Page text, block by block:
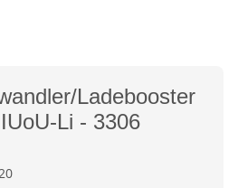
Ladebooster
Li - 3306